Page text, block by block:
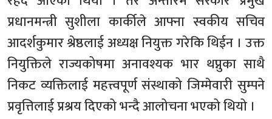
प्रधानमन्त्री सुशीला कार्कीले आफ्ना स्वकीय सचिव
आदर्शकुमार श्रेष्ठलाई अध्यक्ष नियुक्त गरेकि थिईन । उक्त
नियुक्तिले राज्यकोषमा अनावश्यक भार थप्नुका साथै
निकट व्यक्तिलाई महत्त्वपूर्ण संस्थाको जिम्मेवारी सुम्पने
प्रवृत्तिलाई प्रश्रय दिएको भन्दै आलोचना भएको थियो ।